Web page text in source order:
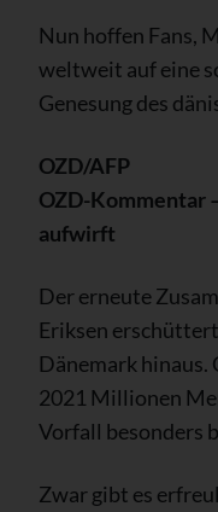
Nun hoffen Fans,
weltweit auf eine
Genesung des
OZD/AFP
OZD-Kommentar
aufwirft
Der erneute
Eriksen
Dänemark hinaus.
2021 Millionen
Vorfall besonders
Zwar gibt es